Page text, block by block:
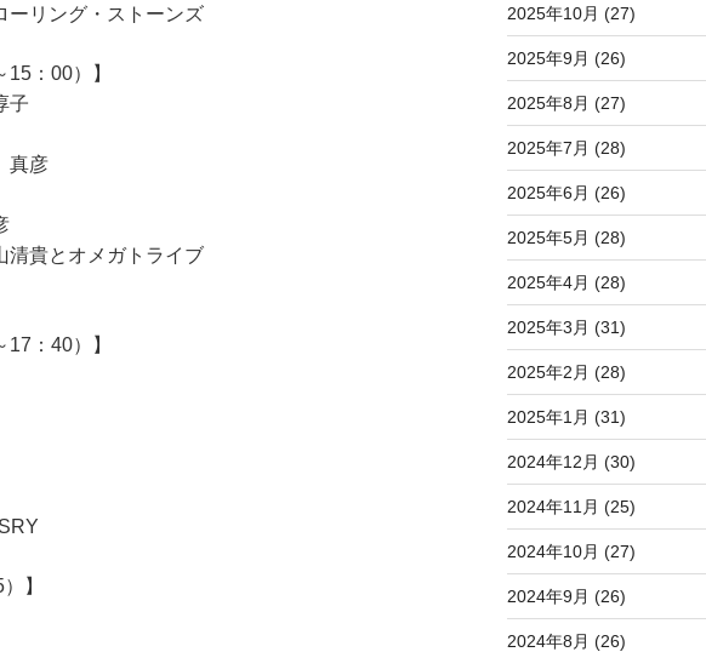
リング・ストーンズ
：00）】
子
彦
貴とオメガトライブ
：40）】
】
2025年10月 (27)
2025年9月 (26)
2025年8月 (27)
2025年7月 (28)
2025年6月 (26)
2025年5月 (28)
2025年4月 (28)
2025年3月 (31)
2025年2月 (28)
2025年1月 (31)
2024年12月 (30)
2024年11月 (25)
2024年10月 (27)
2024年9月 (26)
2024年8月 (26)